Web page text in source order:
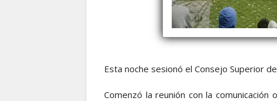
Esta noche sesionó el Consejo Superior
Comenzó la reunión con la